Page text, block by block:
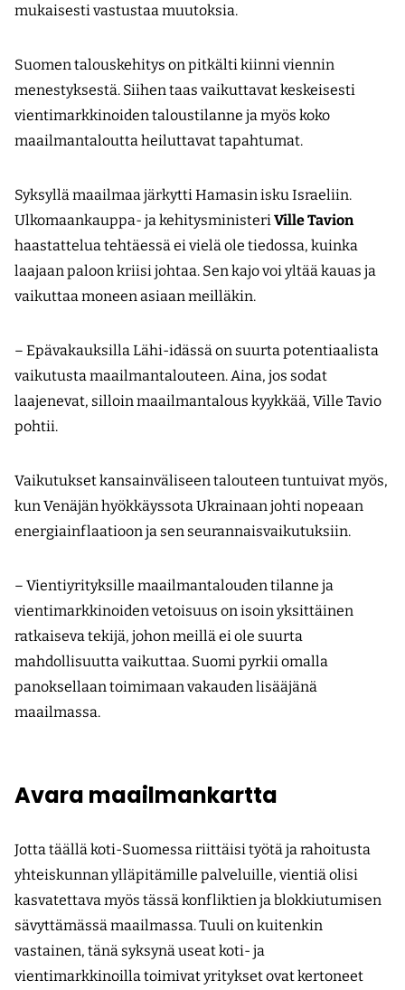
mukaisesti vastustaa muutoksia.
Suomen talouskehitys on pitkälti kiinni viennin
menestyksestä. Siihen taas vaikuttavat keskeisesti
vientimarkkinoiden taloustilanne ja myös koko
maailmantaloutta heiluttavat tapahtumat.
Syksyllä maailmaa järkytti Hamasin isku Israeliin.
Ulkomaankauppa- ja kehitysministeriVille Tavion
haastattelua tehtäessä ei vielä ole tiedossa, kuinka
laajaan paloon kriisi johtaa. Sen kajo voi yltää kauas ja
vaikuttaa moneen asiaan meilläkin.
– Epävakauksilla Lähi-idässä on suurta potentiaalista
vaikutusta maailmantalouteen. Aina, jos sodat
laajenevat, silloin maailmantalous kyykkää, Ville Tavio
pohtii.
Vaikutukset kansainväliseen talouteen tuntuivat myös,
kun Venäjän hyökkäyssota Ukrainaan johti nopeaan
energiainflaatioon ja sen seurannaisvaikutuksiin.
– Vientiyrityksille maailmantalouden tilanne ja
vientimarkkinoiden vetoisuus on isoin yksittäinen
ratkaiseva tekijä, johon meillä ei ole suurta
mahdollisuutta vaikuttaa. Suomi pyrkii omalla
panoksellaan toimimaan vakauden lisääjänä
maailmassa.
Avara maailmankartta
Jotta täällä koti-Suomessa riittäisi työtä ja rahoitusta
yhteiskunnan ylläpitämille palveluille, vientiä olisi
kasvatettava myös tässä konfliktien ja blokkiutumisen
sävyttämässä maailmassa. Tuuli on kuitenkin
vastainen, tänä syksynä useat koti- ja
vientimarkkinoilla toimivat yritykset ovat kertoneet